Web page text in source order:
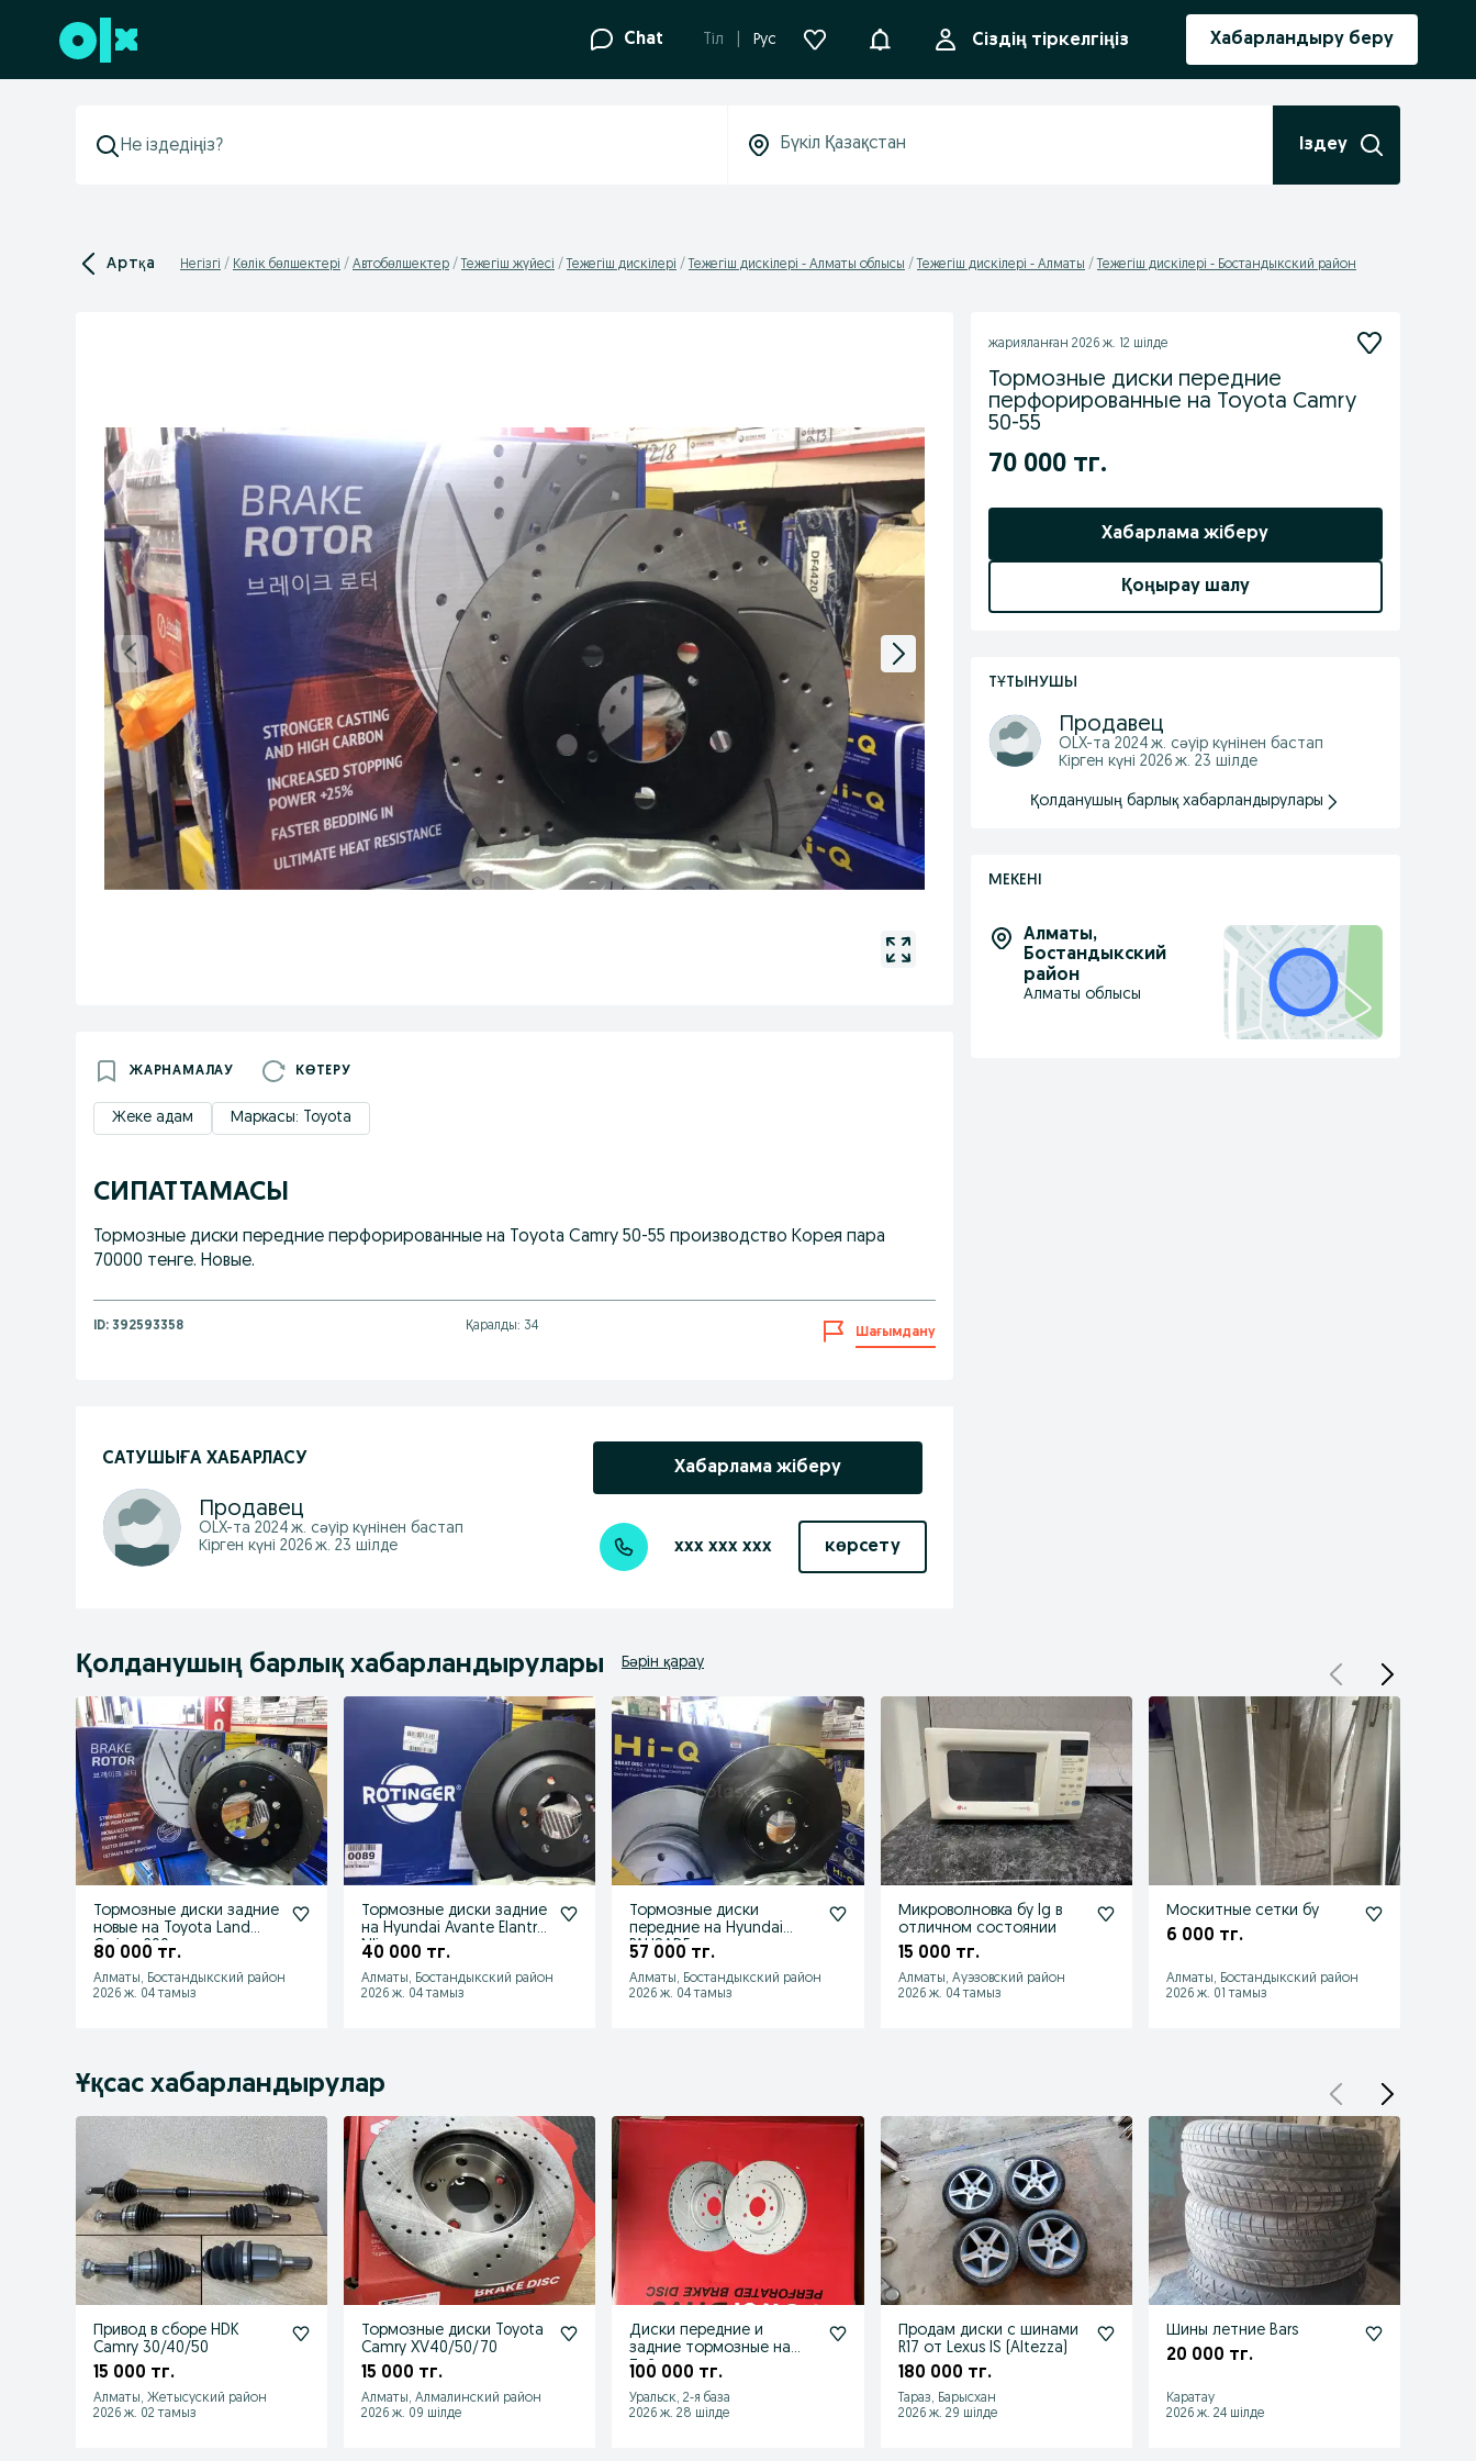
Төменгі деректемеге өту Chat Tіл Рус АқпараттандыруСіздің тіркелгіңіз Хабарландыру беру
Іздеу
Артқа Негізгі Көлік бөлшектері Автобөлшектер Тежегіш жүйесі Тежегіш дискілері Тежегіш дискілері - Алматы облысы Тежегіш дискілері - Алматы Тежегіш дискілері - Бостандыкский район
ЖАРНАМАЛАУ КӨТЕРУ
Жеке адам Маркасы: Toyota
СИПАТТАМАСЫ
Тормозные диски передние перфорированные на Toyota Camry 50-55 производство Корея пара
70000 тенге. Новые.
ID: 392593358 Қаралды: 34 Шағымдану
САТУШЫҒА ХАБАРЛАСУ
Продавец
OLX-та 2024 ж. сәуір күнінен бастап
Кірген күні 2026 ж. 23 шілде
Хабарлама жіберу
xxx xxx xxx көрсету
жарияланған 2026 ж. 12 шілде
Тормозные диски передние
перфорированные на Toyota Camry
50-55
70 000 тг.
Хабарлама жіберу
Қоңырау шалу
ТҰТЫНУШЫ
Продавец
OLX-та 2024 ж. сәуіркүнінен бастап
Кірген күні 2026 ж. 23 шілде
Қолданушың барлық хабарландырулары
МЕКЕНІ
Алматы,
Бостандыкский
район
Алматы облысы
Қолданушың барлық хабарландырулары Бәрін қарау
Тормозные диски задние
новые на Toyota Land
Cruiser 200
80 000 тг.
Алматы, Бостандыкский район
2026 ж. 04 тамыз
Тормозные диски задние
на Hyundai Avante Elantra
Nline
40 000 тг.
Алматы, Бостандыкский район
2026 ж. 04 тамыз
Тормозные диски
передние на Hyundai
PALISADE
57 000 тг.
Алматы, Бостандыкский район
2026 ж. 04 тамыз
Микроволновка бу lg в
отличном состоянии
15 000 тг.
Алматы, Ауэзовский район
2026 ж. 04 тамыз
Москитные сетки бу
6 000 тг.
Алматы, Бостандыкский район
2026 ж. 01 тамыз
Ұқсас хабарландырулар
Привод в сборе HDK
Camry 30/40/50
15 000 тг.
Алматы, Жетысуский район
2026 ж. 02 тамыз
Тормозные диски Toyota
Camry XV40/50/70
15 000 тг.
Алматы, Алмалинский район
2026 ж. 09 шілде
Диски передние и
задние тормозные на
Тойота
100 000 тг.
Уральск, 2-я база
2026 ж. 28 шілде
Продам диски с шинами
R17 от Lexus IS (Altezza)
180 000 тг.
Тараз, Барысхан
2026 ж. 29 шілде
Шины летние Bars
20 000 тг.
Каратау
2026 ж. 24 шілде